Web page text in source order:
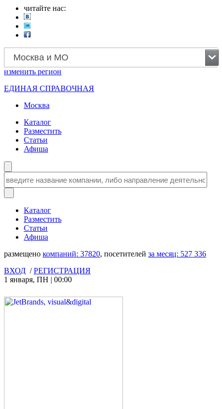
читайте нас:
Москва и МО
изменить регион
ЕДИНАЯ СПРАВОЧНАЯ
Москва
Каталог
Разместить
Статьи
Афиша
Каталог
Разместить
Статьи
Афиша
размещено компаний: 37820, посетителей за месяц: 527 336
ВХОД /РЕГИСТРАЦИЯ
1 января, ПН | 00:00